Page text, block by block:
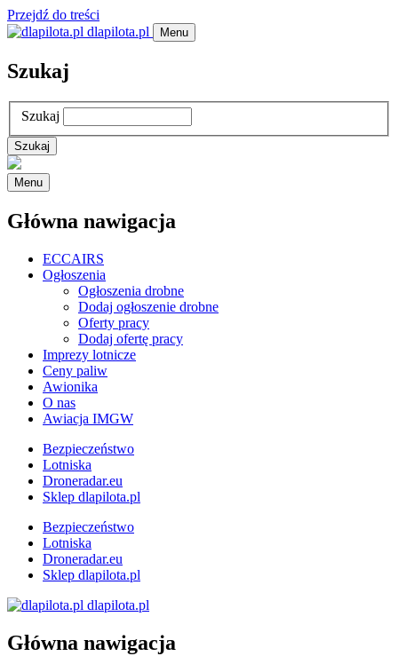
Przejdź do treści
dlapilota.pl
Menu
Szukaj
Szukaj
Menu
Główna nawigacja
ECCAIRS
Ogłoszenia
Ogłoszenia drobne
Dodaj ogłoszenie drobne
Oferty pracy
Dodaj ofertę pracy
Imprezy lotnicze
Ceny paliw
Awionika
O nas
Awiacja IMGW
Bezpieczeństwo
Lotniska
Droneradar.eu
Sklep dlapilota.pl
Bezpieczeństwo
Lotniska
Droneradar.eu
Sklep dlapilota.pl
dlapilota.pl
Główna nawigacja